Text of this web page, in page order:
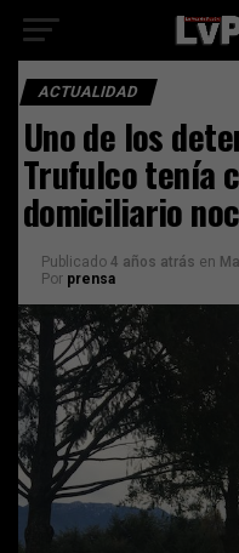
ACTUALIDAD
Uno de los
Trufulco tenía
domiciliario
Publicado 4 años atrás en
Por prensa